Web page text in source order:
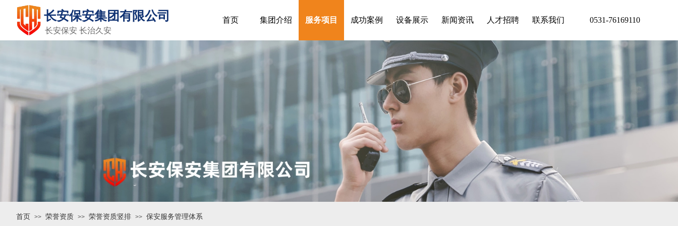
首页 >> 荣誉资质 >> 荣誉资质竖排 >> 保安服务管理体系
首页 集团介绍 服务项目 成功案例 设备展示 新闻资讯 人才招聘 联系我们
0531-76169110
长安保安 长治久安
长安保安集团有限公司